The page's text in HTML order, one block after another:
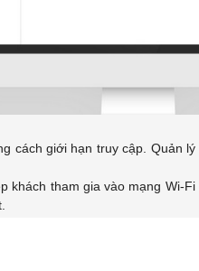
cách giới hạn truy cập. Quản
khách tham gia vào mạng Wi-